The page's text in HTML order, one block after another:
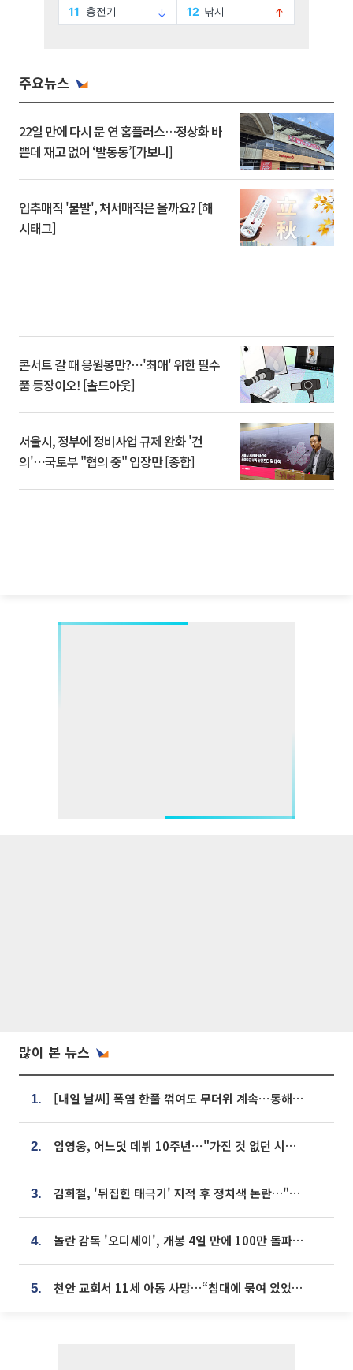
주요뉴스
22일 만에 다시 문 연 홈플러스…정상화 바
쁜데 재고 없어 ‘발동동’[가보니]
입추매직 '불발', 처서매직은 올까요? [해
시태그]
콘서트 갈 때 응원봉만?⋯'최애' 위한 필수
품 등장이오! [솔드아웃]
서울시, 정부에 정비사업 규제 완화 '건
의'⋯국토부 "협의 중" 입장만 [종합]
많이 본 뉴스
1. [내일 날씨] 폭염 한풀 꺾여도 무더위 계속⋯동해안 이틀 연속 비
2. 임영웅, 어느덧 데뷔 10주년⋯"가진 것 없던 시절, 내 앞엔 20명의 팬뿐"
3. 김희철, '뒤집힌 태극기' 지적 후 정치색 논란…"좌우 떠나 우리나라 국기"
4. 놀란 감독 '오디세이', 개봉 4일 만에 100만 돌파⋯'왕사남' 보다 빠르다
5. 천안 교회서 11세 아동 사망…“침대에 묶여 있었다” 진술 확보